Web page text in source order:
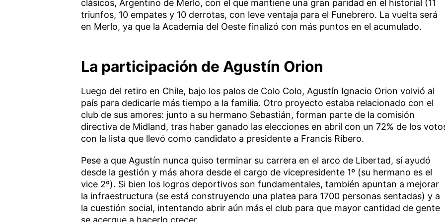
clásicos, Argentino de Merlo, con el que mantiene una gran paridad en el historial (11
triunfos, 10 empates y 10 derrotas, con leve ventaja para el Funebrero. La vuelta será
en Merlo, ya que la Academia del Oeste finalizó con más puntos en el acumulado.
La participación de Agustín Orion
Luego del retiro en Chile, bajo los palos de Colo Colo, Agustín Ignacio Orion volvió al
país para dedicarle más tiempo a la familia. Otro proyecto estaba relacionado con el
club de sus amores: junto a su hermano Sebastián, forman parte de la comisión
directiva de Midland, tras haber ganado las elecciones en abril con un 72% de los
con la lista que llevó como candidato a presidente a Francis Ribero.
Pese a que Agustín nunca quiso terminar su carrera en el arco de Libertad, sí ayudó
desde la gestión y más ahora desde el cargo de vicepresidente 1º (su hermano es el
vice 2º). Si bien los logros deportivos son fundamentales, también apuntan a mejorar
la infraestructura (se está construyendo una platea para 1700 personas sentadas) y a
la cuestión social, intentando abrir aún más el club para que mayor cantidad de gente
se acerque a hacerlo crecer.